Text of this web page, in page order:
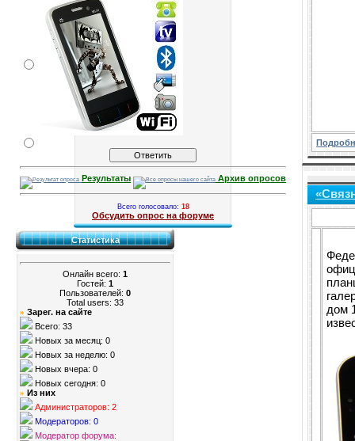
Результаты Архив опросов
Всего голосовало: 18
Обсудить опрос на форуме
Статистика
Онлайн всего: 1
Гостей: 1
Пользователей: 0
Total users: 33
» Зарег. на сайте
Всего: 33
Новых за месяц: 0
Новых за неделю: 0
Новых вчера: 0
Новых сегодня: 0
» Из них
Администраторов: 2
Модераторов: 0
Модератор форума:
дом